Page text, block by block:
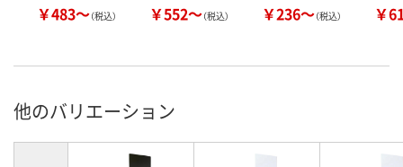
￥483～（税込） ￥552～（税込） ￥236～（税込） ￥
他のバリエーション